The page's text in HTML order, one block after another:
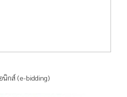
นิกส์ (e-bidding)